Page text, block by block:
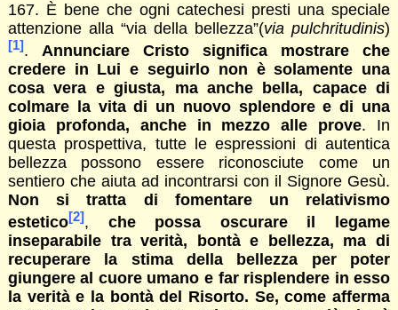
167. È bene che ogni catechesi presti una speciale
attenzione alla “via della bellezza”(via pulchritudinis)
[1]. Annunciare Cristo significa mostrare che
credere in Lui e seguirlo non è solamente una
cosa vera e giusta, ma anche bella, capace di
colmare la vita di un nuovo splendore e di una
gioia profonda, anche in mezzo alle prove. In
questa prospettiva, tutte le espressioni di autentica
bellezza possono essere riconosciute come un
sentiero che aiuta ad incontrarsi con il Signore Gesù.
Non si tratta di fomentare un relativismo
estetico[2], che possa oscurare il legame
inseparabile tra verità, bontà e bellezza, ma di
recuperare la stima della bellezza per poter
giungere al cuore umano e far risplendere in esso
la verità e la bontà del Risorto. Se, come afferma